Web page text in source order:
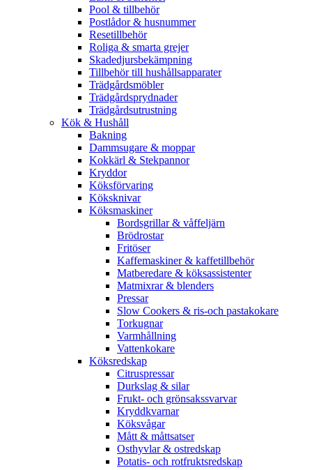
Pool & tillbehör
Postlådor & husnummer
Resetillbehör
Roliga & smarta grejer
Skadedjursbekämpning
Tillbehör till hushållsapparater
Trädgårdsmöbler
Trädgårdsprydnader
Trädgårdsutrustning
Kök & Hushåll
Bakning
Dammsugare & moppar
Kokkärl & Stekpannor
Kryddor
Köksförvaring
Köksknivar
Köksmaskiner
Bordsgrillar & våffeljärn
Brödrostar
Fritöser
Kaffemaskiner & kaffetillbehör
Matberedare & köksassistenter
Matmixrar & blenders
Pressar
Slow Cookers & ris-och pastakokare
Torkugnar
Varmhållning
Vattenkokare
Köksredskap
Citruspressar
Durkslag & silar
Frukt- och grönsakssvarvar
Kryddkvarnar
Köksvågar
Mått & måttsatser
Osthyvlar & ostredskap
Potatis- och rotfruktsredskap